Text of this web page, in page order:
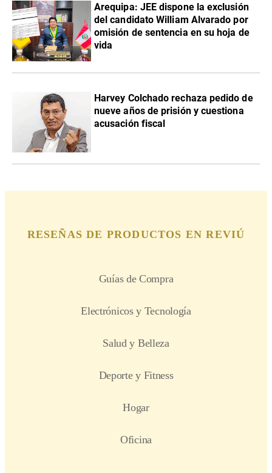
​Arequipa: JEE dispone la exclusión
del candidato William Alvarado por
omisión de sentencia en su hoja de
vida
Harvey Colchado rechaza pedido de
nueve años de prisión y cuestiona
acusación fiscal